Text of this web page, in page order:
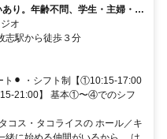
り。年齢不問、学生・主婦・中
分。国際通り沿いで通勤に便利
オ
ル牧志駅から徒歩３分
ト⚫︎ ・シフト制【①10:15-17:00
21:00】 基本①〜④でのシフ
コス・タコライスの ホール／キ